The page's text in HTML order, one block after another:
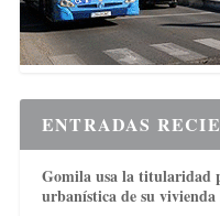
ENTRADAS
Gomila usa la titularidad
urbanística de su